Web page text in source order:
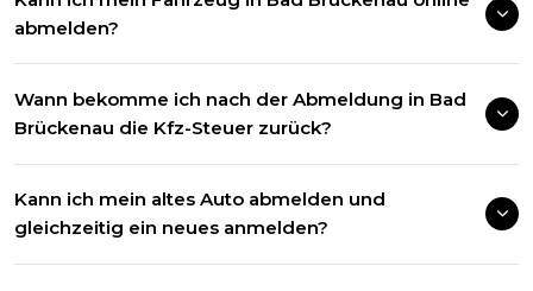
abmelden?
Wann bekomme ich nach der Abmeldung in Bad
Brückenau die Kfz-Steuer zurück?
Kann ich mein altes Auto abmelden und
gleichzeitig ein neues anmelden?